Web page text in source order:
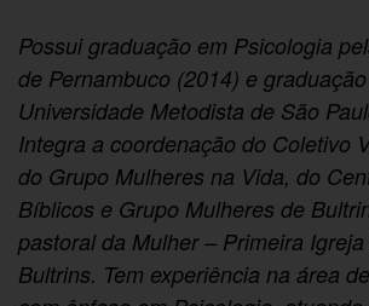
Possui graduação em Psicologia
de Pernambuco (2014) e
Universidade Metodista de São
Integra a coordenação do Coletivo
do Grupo Mulheres na Vida, do
Bíblicos e Grupo Mulheres de
pastoral da Mulher – Primeira
Bultrins. Tem experiência na área